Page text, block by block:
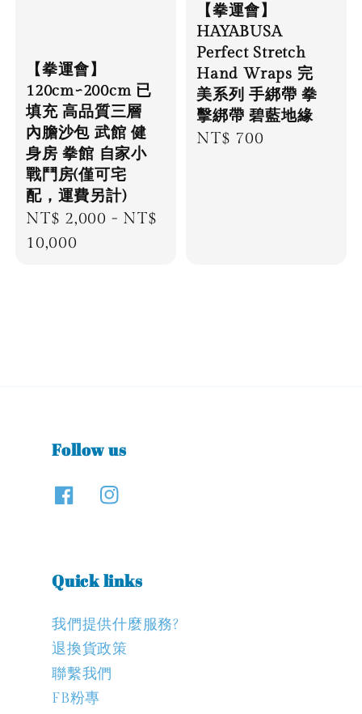
【拳運會】
120cm~200cm 已
填充 高品質三層
內膽沙包 武館 健
身房 拳館 自家小
戰鬥房(僅可宅
配，運費另計)
Regular
price
NT$ 2,000 - NT$
10,000
【拳運會】
HAYABUSA
Perfect Stretch
Hand Wraps 完
美系列 手綁帶 拳
擊綁帶 碧藍地緣
Regular
NT$ 700
Follow us
Quick links
我們提供什麼服務?
退換貨政策
聯繫我們
FB粉專